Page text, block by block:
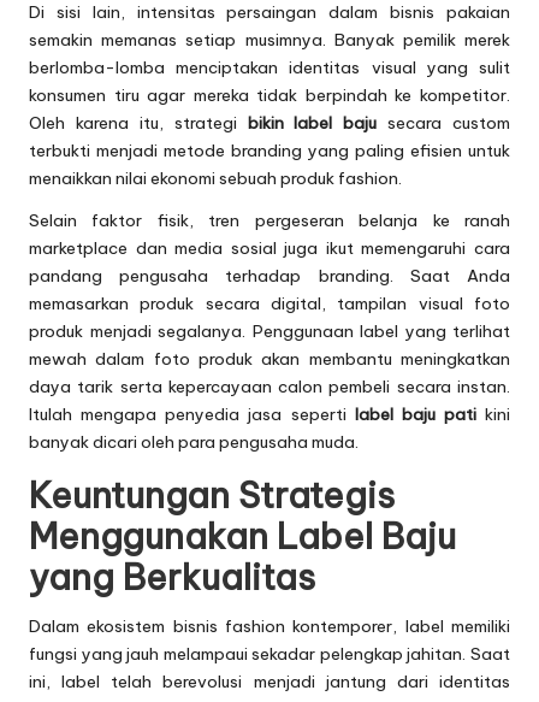
Di sisi lain, intensitas persaingan dalam bisnis pakaian
semakin memanas setiap musimnya. Banyak pemilik merek
berlomba-lomba menciptakan identitas visual yang sulit
konsumen tiru agar mereka tidak berpindah ke kompetitor.
Oleh karena itu, strategi bikin label baju secara custom
terbukti menjadi metode branding yang paling efisien untuk
menaikkan nilai ekonomi sebuah produk fashion.
Selain faktor fisik, tren pergeseran belanja ke ranah
marketplace dan media sosial juga ikut memengaruhi cara
pandang pengusaha terhadap branding. Saat Anda
memasarkan produk secara digital, tampilan visual foto
produk menjadi segalanya. Penggunaan label yang terlihat
mewah dalam foto produk akan membantu meningkatkan
daya tarik serta kepercayaan calon pembeli secara instan.
Itulah mengapa penyedia jasa seperti label baju patikini
banyak dicari oleh para pengusaha muda.
Keuntungan Strategis
Menggunakan Label Baju
yang Berkualitas
Dalam ekosistem bisnis fashion kontemporer, label memiliki
fungsi yang jauh melampaui sekadar pelengkap jahitan. Saat
ini, label telah berevolusi menjadi jantung dari identitas